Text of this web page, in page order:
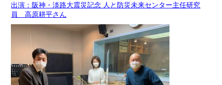
出演：阪神・淡路大震災記念 人と防災未来センター主任研究
員 高原耕平さん